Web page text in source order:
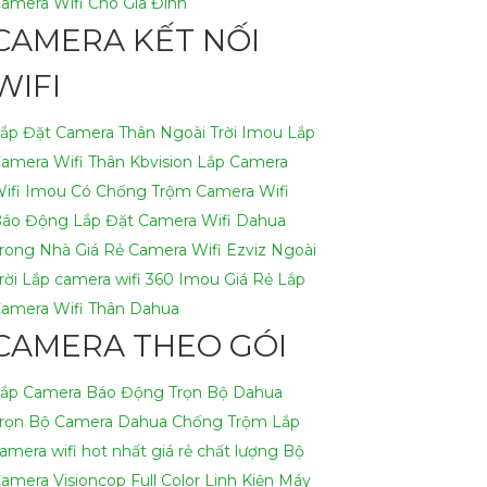
KẾT NỐI
Đặt Camera Thân Ngoài Trời Imou Lắp
Wifi Thân Kbvision Lắp Camera
Imou Có Chống Trộm Camera Wifi
Động Lắp Đặt Camera Wifi Dahua
Nhà Giá Rẻ Camera Wifi Ezviz Ngoài
Lắp camera wifi 360 Imou Giá Rẻ Lắp
Wifi Thân Dahua
THEO GÓI
Camera Báo Động Trọn Bộ Dahua
Bộ Camera Dahua Chống Trộm Lắp
wifi hot nhất giá rẻ chất lượng Bộ
Visioncop Full Color Linh Kiện Máy